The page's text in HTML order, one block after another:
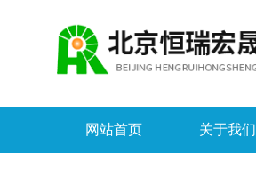
网站首页 关于我们